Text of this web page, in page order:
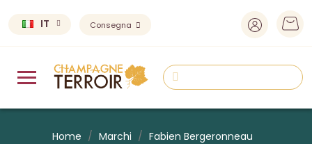
IT Consegna
Home Marchi Fabien Bergeronneau